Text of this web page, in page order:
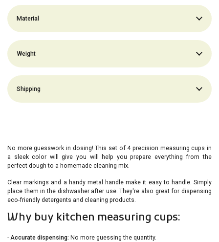
Material
Weight
Shipping
No more guesswork in dosing! This set of 4 precision measuring cups in
a sleek color will give you will help you prepare everything from the
perfect dough to a homemade cleaning mix.
Clear markings and a handy metal handle make it easy to handle. Simply
place them in the dishwasher after use. They're also great for dispensing
eco-friendly detergents and cleaning products.
Why buy kitchen measuring cups:
-Accurate dispensing: No more guessing the quantity.